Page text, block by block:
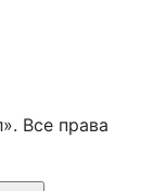
Все права